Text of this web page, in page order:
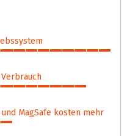
MagSafe kosten mehr